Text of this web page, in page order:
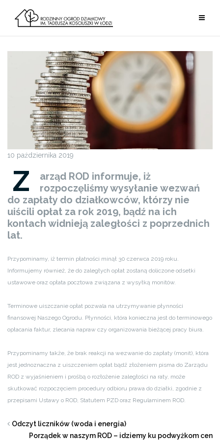
treści
10 października 2019
Z
arząd ROD informuje, iż
rozpoczęliśmy wysyłanie wezwań
do zapłaty do działkowców, którzy nie
uiścili opłat za rok 2019, bądź na ich
kontach widnieją zaległości z poprzednich
lat.
Przypominamy, iż termin płatności minął 30 czerwca 2019 roku.
Informujemy również, że do zaległych opłat zostaną doliczone odsetki
ustawowe oraz opłata pocztowa związana z wysyłką monitów.
Terminowe uiszczanie opłat pozwala na utrzymywanie płynności
finansowej Naszego Ogrodu. Płynności, która konieczna jest do terminowego
opłacania faktur, zlecania napraw czy organizowania bieżącej pracy biura.
Przypominamy także, że brak reakcji na wezwanie do zapłaty (monit), która
jest jednoznaczna z uiszczeniem opłat bądź złożeniem pisma do Zarządu
ROD z wyjaśnieniem i prośbą o rozłożenie zaległości na raty, może
skutkować rozpoczęciem procedury odbioru prawa do działki, zgodnie z
przepisami Ustawy o ROD, Statutem PZD oraz Regulaminem ROD.
Odczyt liczników (woda i energia)
Porządek w naszym ROD – idziemy ku podwyżkom cen